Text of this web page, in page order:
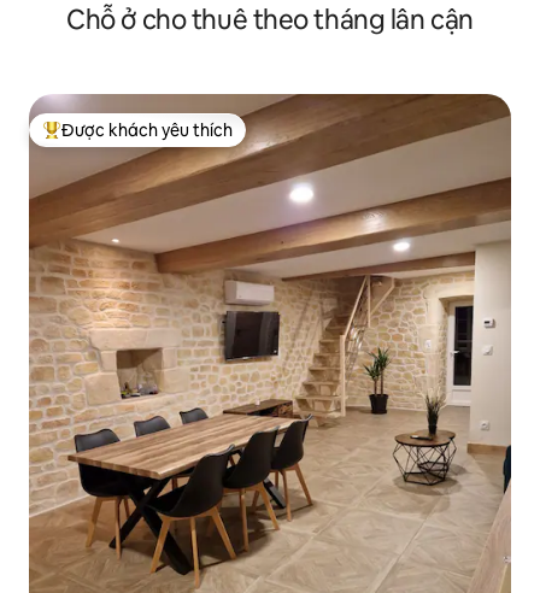
Chỗ ở cho thuê theo tháng lân cận
Được khách yêu thích nhất
Được khách yêu thích